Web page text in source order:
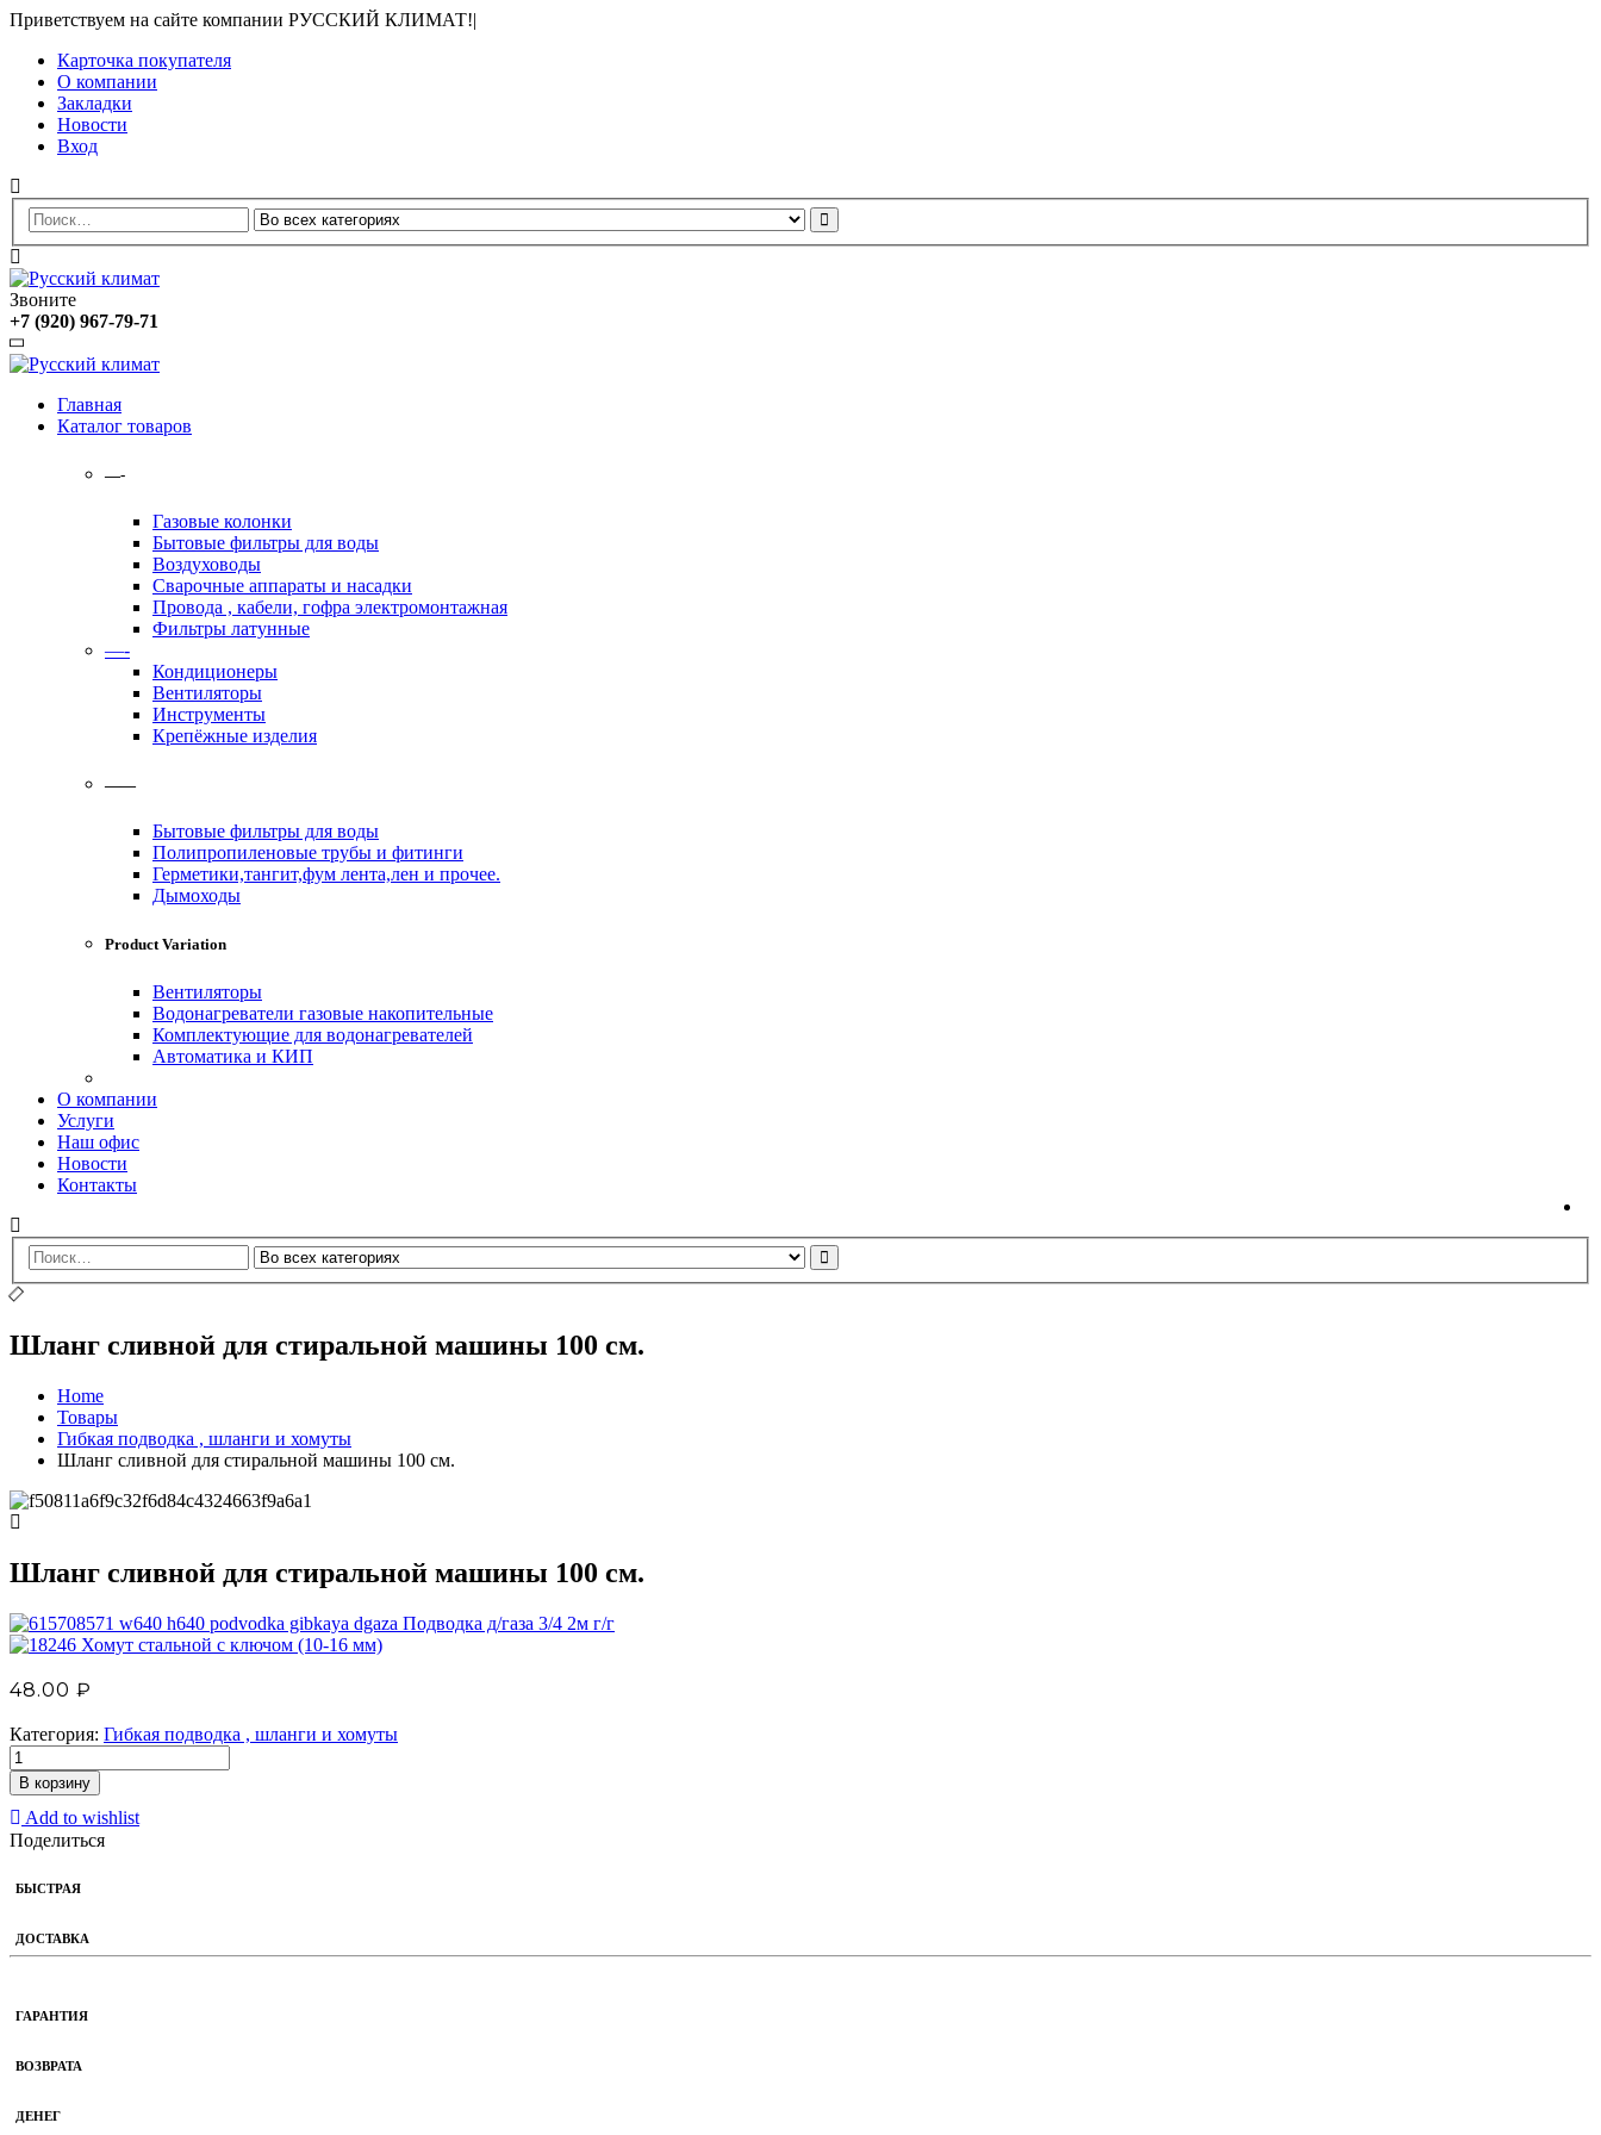
Приветствуем на сайте компании РУССКИЙ КЛИМАТ!|
Карточка покупателя
О компании
Закладки
Новости
Вход
Звоните
+7 (920) 967-79-71
Главная
Каталог товаров
—-
Газовые колонки
Бытовые фильтры для воды
Воздуховоды
Сварочные аппараты и насадки
Провода , кабели, гофра электромонтажная
Фильтры латунные
—-
Кондиционеры
Вентиляторы
Инструменты
Крепёжные изделия
——
Бытовые фильтры для воды
Полипропиленовые трубы и фитинги
Герметики,тангит,фум лента,лен и прочее.
Дымоходы
Product Variation
Вентиляторы
Водонагреватели газовые накопительные
Комплектующие для водонагревателей
Автоматика и КИП
О компании
Услуги
Наш офис
Новости
Контакты
Шланг сливной для стиральной машины 100 см.
Home
Товары
Гибкая подводка , шланги и хомуты
Шланг сливной для стиральной машины 100 см.
Шланг сливной для стиральной машины 100 см.
Подводка д/газа 3/4 2м г/г
Хомут стальной с ключом (10-16 мм)
48.00 ₽
Категория: Гибкая подводка , шланги и хомуты
В корзину
Add to wishlist
Поделиться
БЫСТРАЯ
ДОСТАВКА
ГАРАНТИЯ
ВОЗВРАТА
ДЕНЕГ